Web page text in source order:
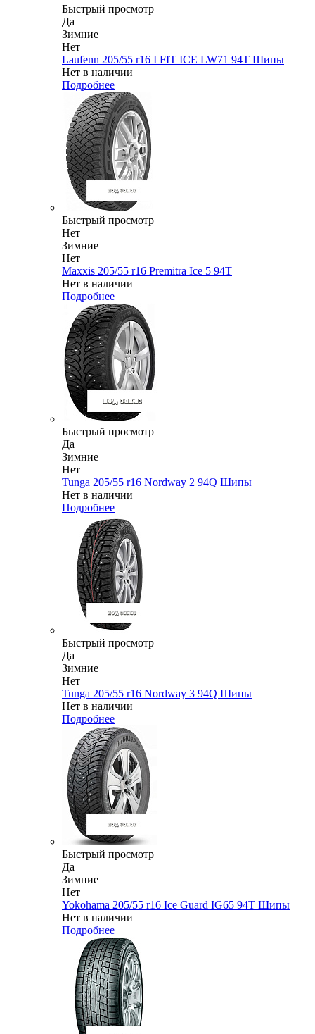
Быстрый просмотр
Да
Зимние
Нет
Laufenn 205/55 r16 I FIT ICE LW71 94T Шипы
Нет в наличии
Подробнее
Быстрый просмотр
Нет
Зимние
Нет
Maxxis 205/55 r16 Premitra Ice 5 94T
Нет в наличии
Подробнее
Быстрый просмотр
Да
Зимние
Нет
Tunga 205/55 r16 Nordway 2 94Q Шипы
Нет в наличии
Подробнее
Быстрый просмотр
Да
Зимние
Нет
Tunga 205/55 r16 Nordway 3 94Q Шипы
Нет в наличии
Подробнее
Быстрый просмотр
Да
Зимние
Нет
Yokohama 205/55 r16 Ice Guard IG65 94T Шипы
Нет в наличии
Подробнее